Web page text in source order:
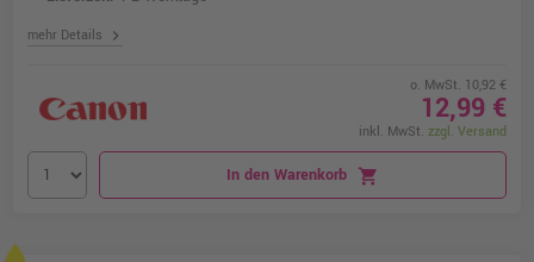
mehr Details chevron_right
o. MwSt. 10,92 €
12,99 €
inkl. MwSt. zzgl. Versand
In den Warenkorb shopping_cart